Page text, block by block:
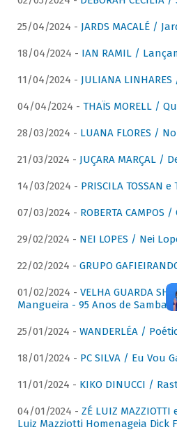
25/04/2024 - JARDS MACALÉ /
18/04/2024 - IAN RAMIL /
11/04/2024 - JULIANA
04/04/2024 - THAÏS MORELL /
28/03/2024 - LUANA FLORES /
21/03/2024 - JUÇARA MARÇAL /
14/03/2024 - PRISCILA TOSSAN e
07/03/2024 - ROBERTA
29/02/2024 - NEI LOPES / Nei
22/02/2024 - GRUPO
01/02/2024 - VELHA GUARDA
Mangueira - 95 Anos de Samba
25/01/2024 - WANDERLÉA /
18/01/2024 - PC SILVA / Eu Vou
11/01/2024 - KIKO DINUCCI /
04/01/2024 - ZÉ LUIZ MAZZIOTTI
Luiz Mazziotti Homenageia Dick